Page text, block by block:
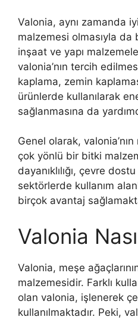
Valonia, aynı zamanda iyi
malzemesi olmasıyla da
inşaat ve yapı
valonia’nın tercih
kaplama, zemin
ürünlerde kullanılarak
sağlanmasına da
Genel olarak,
çok yönlü bir bitki
dayanıklılığı, çevre
sektörlerde kullanım
birçok avantaj
Valonia
Valonia, meşe
malzemesidir. Farklı
olan valonia, işlenerek
kullanılmaktadır. Peki,